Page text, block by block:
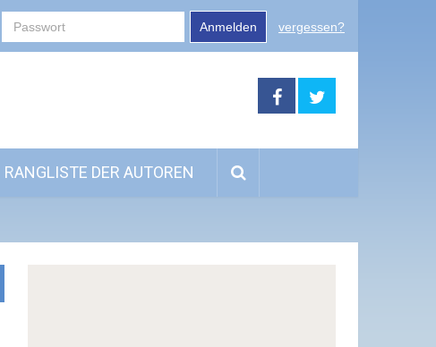
Anmelden vergessen?
RANGLISTE DER AUTOREN